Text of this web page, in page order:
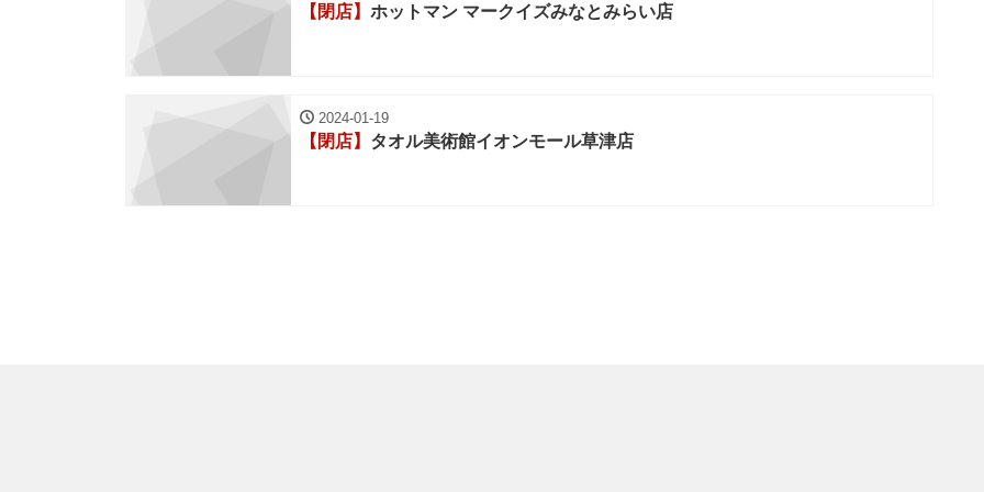
【閉店】 ホットマン マークイズみなとみらい店
2024-01-19
【閉店】 タオル美術館イオンモール草津店